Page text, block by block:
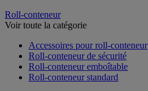
Roll-conteneur
Voir toute la catégorie
Accessoires pour roll-conteneur
Roll-conteneur de sécurité
Roll-conteneur emboîtable
Roll-conteneur standard